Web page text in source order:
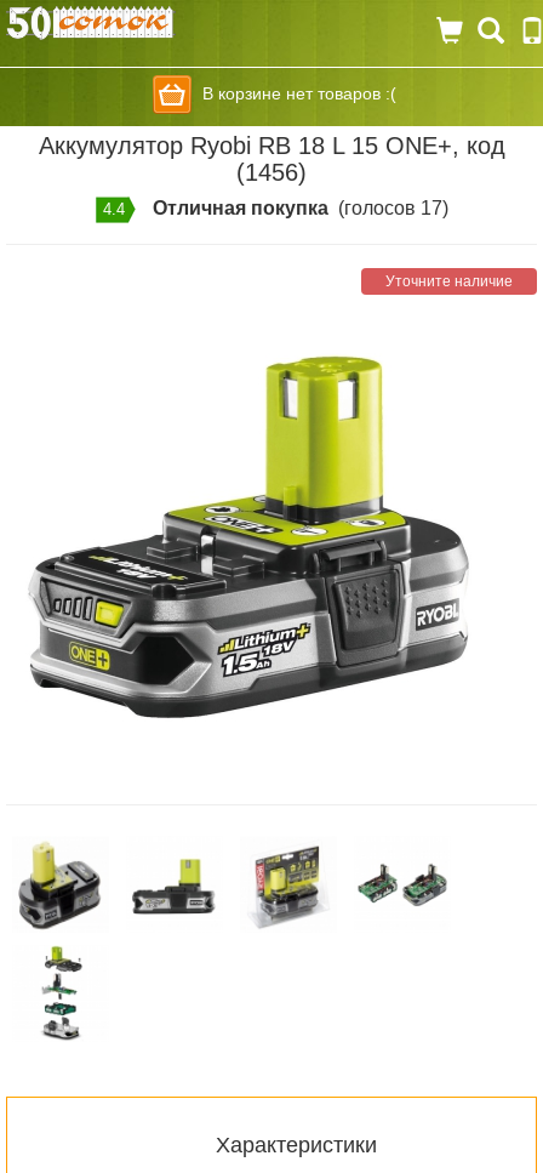
В корзине нет товаров :(
Аккумулятор Ryobi RB 18 L 15 ONE+, код
(1456)
4.4 Отличная покупка(голосов 17)
Уточните наличие
Характеристики